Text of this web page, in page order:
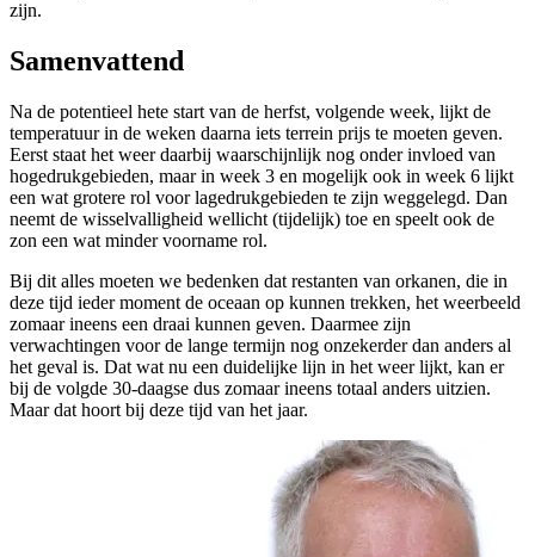
zijn.
Samenvattend
Na de potentieel hete start van de herfst, volgende week, lijkt de
temperatuur in de weken daarna iets terrein prijs te moeten geven.
Eerst staat het weer daarbij waarschijnlijk nog onder invloed van
hogedrukgebieden, maar in week 3 en mogelijk ook in week 6 lijkt
een wat grotere rol voor lagedrukgebieden te zijn weggelegd. Dan
neemt de wisselvalligheid wellicht (tijdelijk) toe en speelt ook de
zon een wat minder voorname rol.
Bij dit alles moeten we bedenken dat restanten van orkanen, die in
deze tijd ieder moment de oceaan op kunnen trekken, het weerbeeld
zomaar ineens een draai kunnen geven. Daarmee zijn
verwachtingen voor de lange termijn nog onzekerder dan anders al
het geval is. Dat wat nu een duidelijke lijn in het weer lijkt, kan er
bij de volgde 30-daagse dus zomaar ineens totaal anders uitzien.
Maar dat hoort bij deze tijd van het jaar.